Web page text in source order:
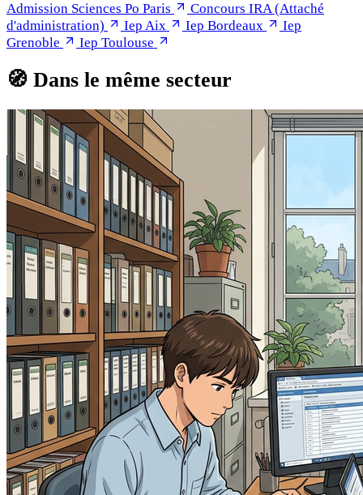
Admission Sciences Po Paris
Concours IRA (Attaché
d'administration)
Iep Aix Iep Bordeaux
Iep
Grenoble
Iep Toulouse
🧭 Dans le même secteur